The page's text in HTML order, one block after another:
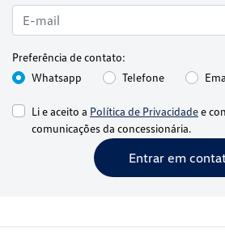
Preferência de contato:
Whatsapp
Telefone
Li e aceito a Política de Privacidadee
comunicações da concessionária.
Entrar em